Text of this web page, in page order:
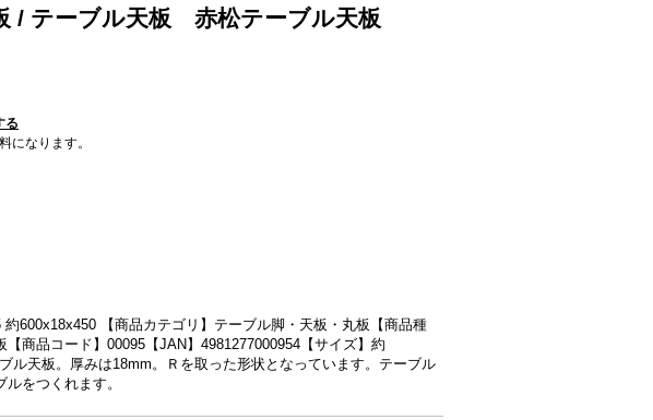
/ テーブル天板 赤松テーブル天板
る
になります。
約600x18x450 【商品カテゴリ】テーブル脚・天板・丸板【商品種
商品コード】00095【JAN】4981277000954【サイズ】約
ル天板。厚みは18mm。Ｒを取った形状となっています。テーブル
をつくれます。